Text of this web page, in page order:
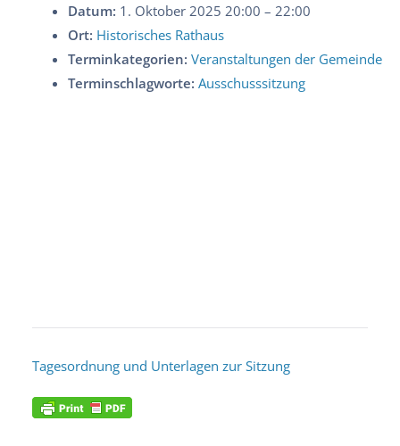
Datum: 1. Oktober 2025 20:00 – 22:00
Ort: Historisches Rathaus
Terminkategorien: Veranstaltungen der Gemeinde
Terminschlagworte: Ausschusssitzung
Tagesordnung und Unterlagen zur Sitzung